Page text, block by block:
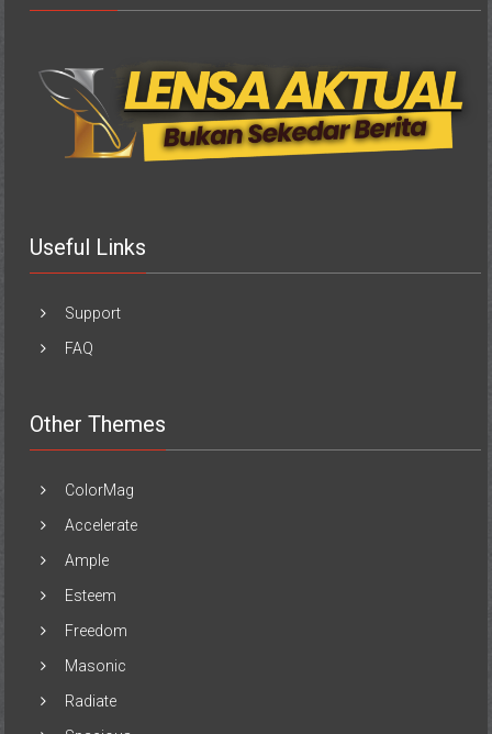
Useful Links
Support
FAQ
Other Themes
ColorMag
Accelerate
Ample
Esteem
Freedom
Masonic
Radiate